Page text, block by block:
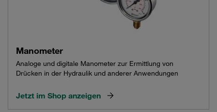
Manometer
Analoge und digitale Manometer zur Ermittlung von
Drücken in der Hydraulik und anderer Anwendungen
Jetzt im Shop anzeigen